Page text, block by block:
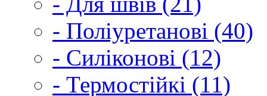
- Поліуретанові (40)
- Силіконові (12)
- Термостійкі (11)